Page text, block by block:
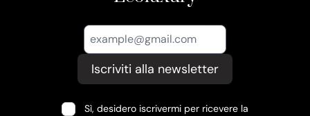
Iscriviti alla newsletter
Sì, desidero iscrivermi per ricevere la